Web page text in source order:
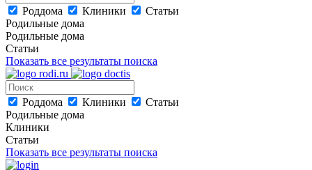
Роддома Клиники
Статьи
Родильные дома
Родильные дома
Статьи
Показать все результаты поиска
Роддома Клиники
Статьи
Родильные дома
Клиники
Статьи
Показать все результаты поиска